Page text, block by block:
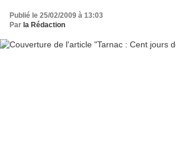
Publié le 25/02/2009 à 13:03
Par la Rédaction